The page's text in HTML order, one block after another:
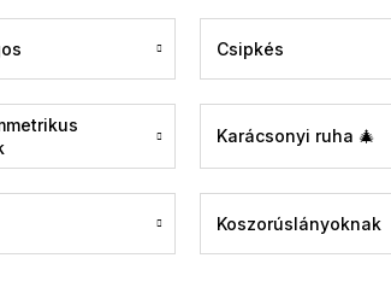
Csipkés
Karácsonyi ruha 🎄
Koszorúslányoknak